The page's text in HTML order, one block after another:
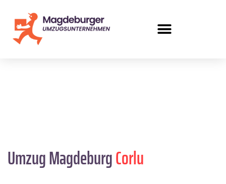
Umzug MagdeburgCorlu